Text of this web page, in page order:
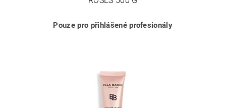
Pouze pro přihlášené profesionály